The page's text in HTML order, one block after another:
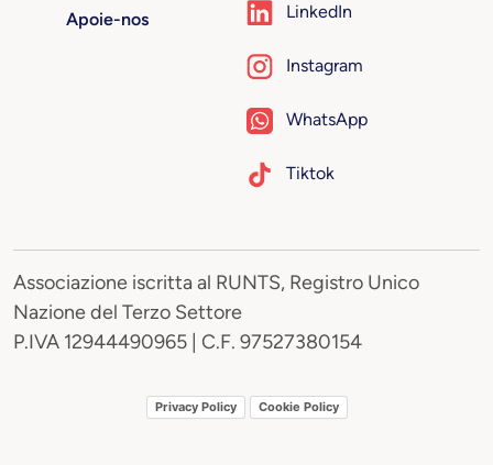
Apoie-nos LinkedIn
Instagram
WhatsApp
Tiktok
Associazione iscritta al RUNTS, Registro Unico
Nazione del Terzo Settore
P.IVA 12944490965 | C.F. 97527380154
Privacy Policy Cookie Policy